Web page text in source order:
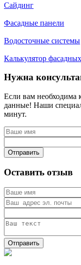
Сайдинг
Фасадные панели
Водосточные системы
Калькулятор
Нужна
Если вам необходима
данные! Наши
минут.
Отправить
Оставить отзыв
Отправить